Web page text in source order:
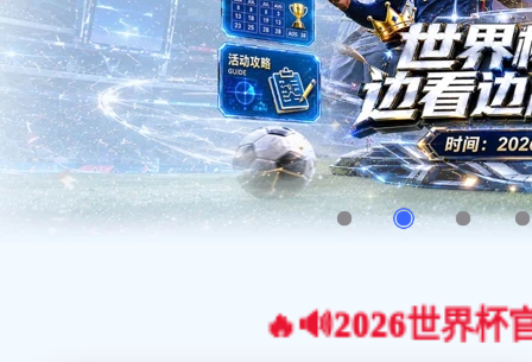
🔥🔊2026世界杯官网合